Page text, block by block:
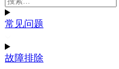
常见问题
故障排除